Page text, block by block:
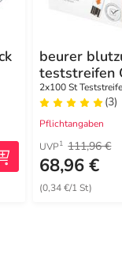
beurer
teststreifen
GL50, GL50
2x100 St
(3)
Pflichtangaben
UVP1 111,96 €
68,96 €
(0,34 €/1 St)